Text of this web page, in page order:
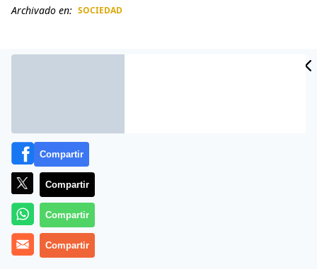
Archivado en: SOCIEDAD
Como si se tratara de una película para adultos, un
hombre enmascarado y vestido con un apretado traje
Compartir
Compartir
Compartir
Compartir